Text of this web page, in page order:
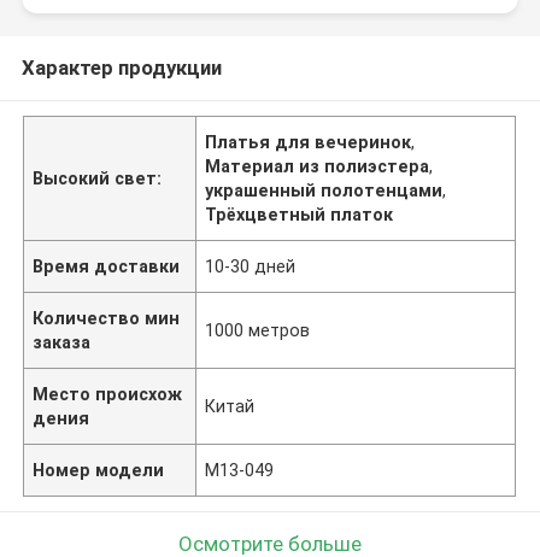
Характер продукции
Высокий свет:
Платья для вечеринок,
Материал из полиэстера,
украшенный полотенцами,
Трёхцветный платок
Время доставки 10-30 дней
Количество мин
заказа
1000 метров
Место происхож
дения
Китай
Номер модели M13-049
Осмотрите больше